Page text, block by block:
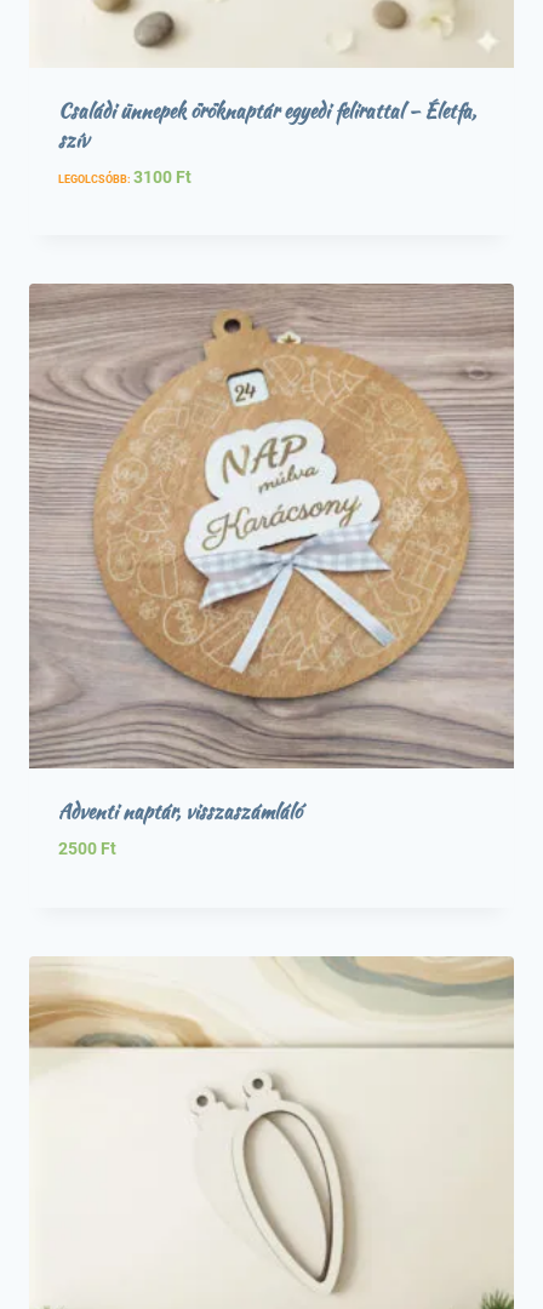
Családi ünnepek öröknaptár egyedi felirattal – Életfa,
szív
LEGOLCSÓBB: 3100 Ft
Adventi naptár, visszaszámláló
2500 Ft